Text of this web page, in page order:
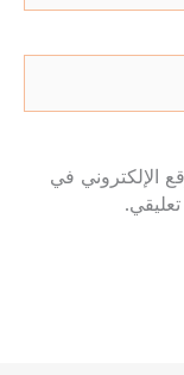
الإلكتروني في